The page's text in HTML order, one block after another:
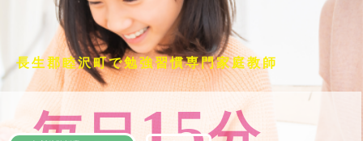
長生郡睦沢町で勉強習慣専門家庭教師